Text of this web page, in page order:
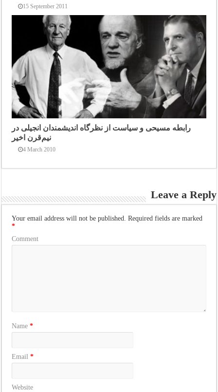
15 September 2011
رابطه مسیحی و سیاست از نظرگاه اندیشمندان انجیلی در
نیم‌قرن اخیر
4 March 2010
Leave a Reply
Your email address will not be published. Required fields are marked
*
Comment
Name*
Email*
Website